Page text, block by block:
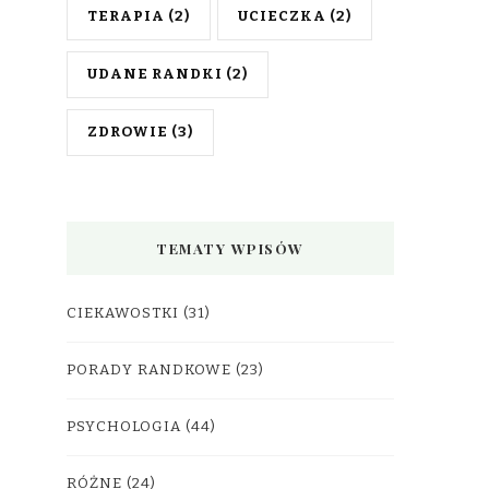
TERAPIA (2) UCIECZKA (2)
UDANE RANDKI (2)
ZDROWIE (3)
TEMATY WPISÓW
CIEKAWOSTKI (31)
PORADY RANDKOWE (23)
PSYCHOLOGIA (44)
RÓŻNE (24)